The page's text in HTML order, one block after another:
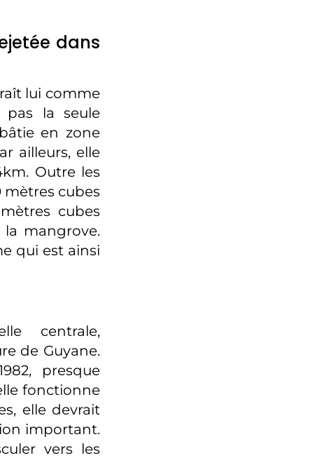
dans
lui comme
pas la seule
en zone
ailleurs, elle
Outre les
mètres cubes
cubes
mangrove.
qui est ainsi
centrale,
de Guyane.
presque
fonctionne
elle devrait
important.
vers les